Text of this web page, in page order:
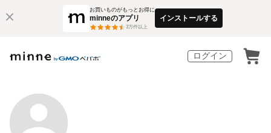
お買いものがもっとお得に
minneのアプリ
3万件以上
インストールする
ログイン